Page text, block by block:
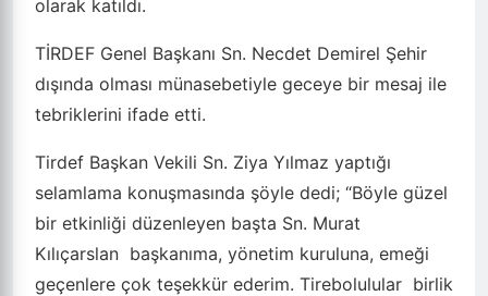
olarak katıldı.
TİRDEF Genel Başkanı Sn. Necdet Demirel Şehir
dışında olması münasebetiyle geceye bir mesaj ile
tebriklerini ifade etti.
Tirdef Başkan Vekili Sn. Ziya Yılmaz yaptığı
selamlama konuşmasında şöyle dedi; “Böyle güzel
bir etkinliği düzenleyen başta Sn. Murat
Kılıçarslan başkanıma, yönetim kuruluna, emeği
geçenlere çok teşekkür ederim. Tirebolulular birlik